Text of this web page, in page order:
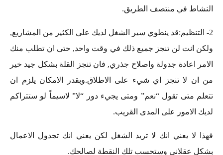
النشاط في منتصف الطريق.
2- التنظيم:قد ينطوي سير الشغل لديك على الكثير من المشاريع,
ولكن انت لن تنجز جميع ذلك في وقت واحد, حتى ان تطلب منك
الامر اعادة جدولة واصلاح جذري, فان تنجز القلة بشكل جيد خير
من ان لا تنجز اي شيء على الاطلاق.وبقدر الامكان يلزم ان
تتعلم متى تقول “نعم” ومتى يجيء دور “لا” لاسيماً لو ستتراكم
لديك الامور على المدى القريب.
فهذا لا يعني انك لا تريد الشغل لكن يعني انك تجدول الاعمال
بشكل عقلاني وستحسب تلك النقطة لصالحك.